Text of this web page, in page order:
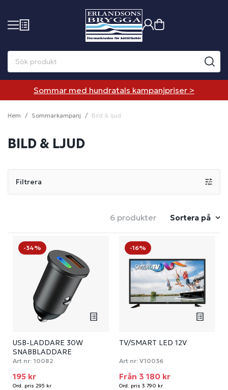
Sommar med hundratals kampanjpriser >
Hem Sommarkampanj Bild & ljud
BILD & LJUD
Filtrera
6 produkter Sortera på
-34%
USB-LADDARE 30W
SNABBLADDARE
Art nr: 10082
195 kr
Ord. pris 295 kr
-16%
TV/SMART LED 12V
Art nr: V10036
Från 3 180 kr
Ord. pris 3 790 kr